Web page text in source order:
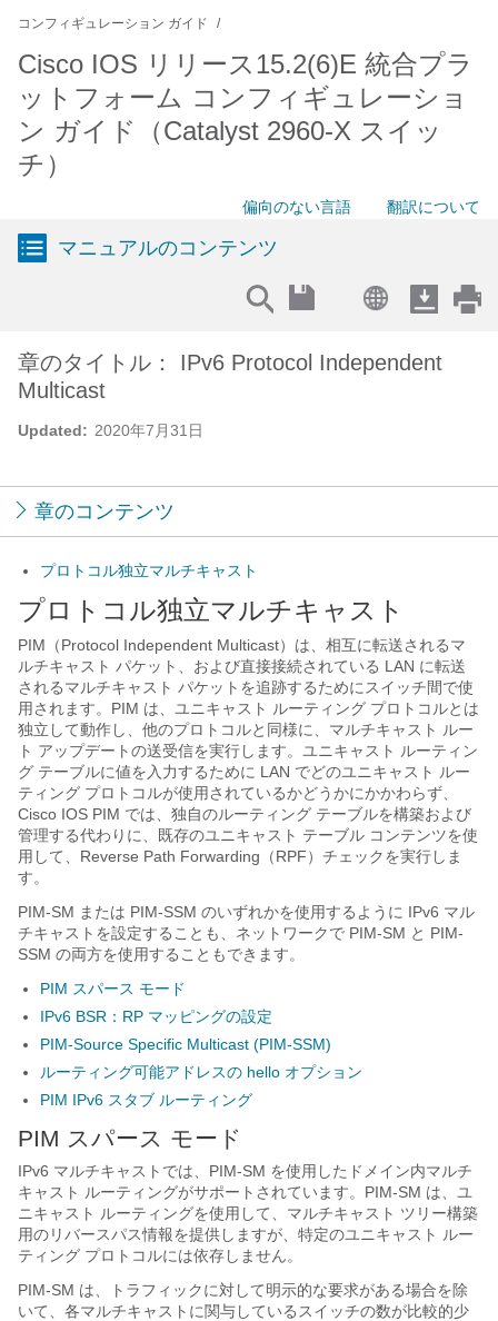
コンフィギュレーション ガイド
Cisco IOS リリース15.2(6)E 統合プラ
ットフォーム コンフィギュレーショ
ン ガイド（Catalyst 2960-X スイッ
チ）
偏向のない言語 翻訳について
マニュアルのコンテンツ
Updated: 2020年7月31日
章のタイトル： IPv6 Protocol Independent
Multicast
章のコンテンツ
プロトコル独立マルチキャスト
プロトコル独立マルチキャスト
PIM（Protocol Independent Multicast）は、相互に転送されるマ
ルチキャスト パケット、および直接接続されている LAN に転送
されるマルチキャスト パケットを追跡するためにスイッチ間で使
用されます。PIM は、ユニキャスト ルーティング プロトコルとは
独立して動作し、他のプロトコルと同様に、マルチキャスト ルー
ト アップデートの送受信を実行します。ユニキャスト ルーティン
グ テーブルに値を入力するために LAN でどのユニキャスト ルー
ティング プロトコルが使用されているかどうかにかかわらず、
Cisco IOS PIM では、独自のルーティング テーブルを構築および
管理する代わりに、既存のユニキャスト テーブル コンテンツを使
用して、Reverse Path Forwarding（RPF）チェックを実行しま
す。
PIM-SM または PIM-SSM のいずれかを使用するように IPv6 マル
チキャストを設定することも、ネットワークで PIM-SM と PIM-
SSM の両方を使用することもできます。
PIM スパース モード
IPv6 BSR：RP マッピングの設定
PIM-Source Specific Multicast (PIM-SSM)
ルーティング可能アドレスの hello オプション
PIM IPv6 スタブ ルーティング
PIM スパース モード
IPv6 マルチキャストでは、PIM-SM を使用したドメイン内マルチ
キャスト ルーティングがサポートされています。PIM-SM は、ユ
ニキャスト ルーティングを使用して、マルチキャスト ツリー構築
用のリバースパス情報を提供しますが、特定のユニキャスト ルー
ティング プロトコルには依存しません。
PIM-SM は、トラフィックに対して明示的な要求がある場合を除
いて、各マルチキャストに関与しているスイッチの数が比較的少